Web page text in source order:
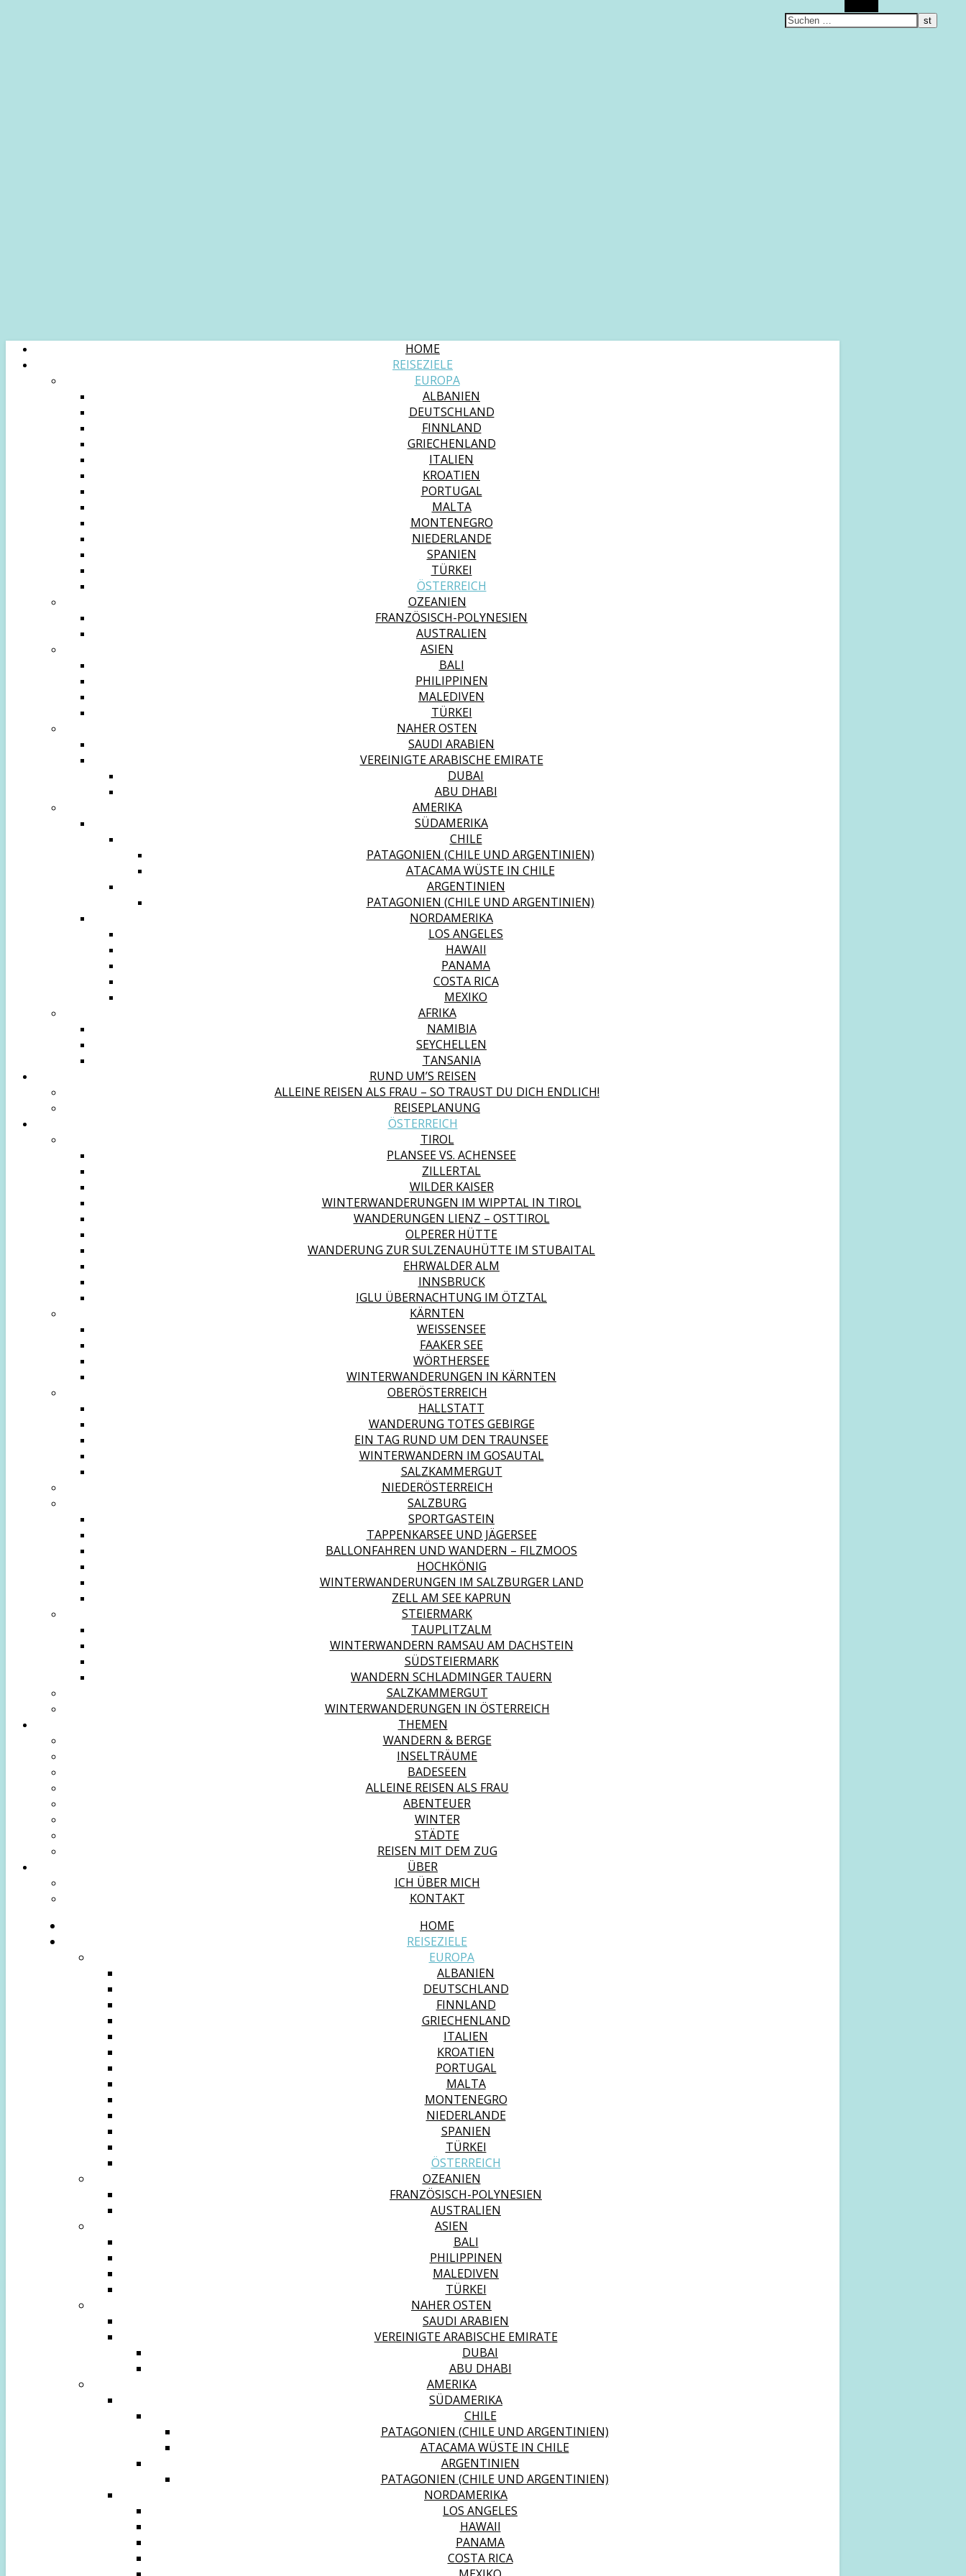
HOME
REISEZIELE
EUROPA
ALBANIEN
DEUTSCHLAND
FINNLAND
GRIECHENLAND
ITALIEN
KROATIEN
PORTUGAL
MALTA
MONTENEGRO
NIEDERLANDE
SPANIEN
TÜRKEI
ÖSTERREICH
OZEANIEN
FRANZÖSISCH-POLYNESIEN
AUSTRALIEN
ASIEN
BALI
PHILIPPINEN
MALEDIVEN
TÜRKEI
NAHER OSTEN
SAUDI ARABIEN
VEREINIGTE ARABISCHE EMIRATE
DUBAI
ABU DHABI
AMERIKA
SÜDAMERIKA
CHILE
PATAGONIEN (CHILE UND ARGENTINIEN)
ATACAMA WÜSTE IN CHILE
ARGENTINIEN
PATAGONIEN (CHILE UND ARGENTINIEN)
NORDAMERIKA
LOS ANGELES
HAWAII
PANAMA
COSTA RICA
MEXIKO
AFRIKA
NAMIBIA
SEYCHELLEN
TANSANIA
RUND UM’S REISEN
ALLEINE REISEN ALS FRAU – SO TRAUST DU DICH ENDLICH!
REISEPLANUNG
ÖSTERREICH
TIROL
PLANSEE VS. ACHENSEE
ZILLERTAL
WILDER KAISER
WINTERWANDERUNGEN IM WIPPTAL IN TIROL
WANDERUNGEN LIENZ – OSTTIROL
OLPERER HÜTTE
WANDERUNG ZUR SULZENAUHÜTTE IM STUBAITAL
EHRWALDER ALM
INNSBRUCK
IGLU ÜBERNACHTUNG IM ÖTZTAL
KÄRNTEN
WEISSENSEE
FAAKER SEE
WÖRTHERSEE
WINTERWANDERUNGEN IN KÄRNTEN
OBERÖSTERREICH
HALLSTATT
WANDERUNG TOTES GEBIRGE
EIN TAG RUND UM DEN TRAUNSEE
WINTERWANDERN IM GOSAUTAL
SALZKAMMERGUT
NIEDERÖSTERREICH
SALZBURG
SPORTGASTEIN
TAPPENKARSEE UND JÄGERSEE
BALLONFAHREN UND WANDERN – FILZMOOS
HOCHKÖNIG
WINTERWANDERUNGEN IM SALZBURGER LAND
ZELL AM SEE KAPRUN
STEIERMARK
TAUPLITZALM
WINTERWANDERN RAMSAU AM DACHSTEIN
SÜDSTEIERMARK
WANDERN SCHLADMINGER TAUERN
SALZKAMMERGUT
WINTERWANDERUNGEN IN ÖSTERREICH
THEMEN
WANDERN & BERGE
INSELTRÄUME
BADESEEN
ALLEINE REISEN ALS FRAU
ABENTEUER
WINTER
STÄDTE
REISEN MIT DEM ZUG
ÜBER
ICH ÜBER MICH
KONTAKT
HOME
REISEZIELE
EUROPA
ALBANIEN
DEUTSCHLAND
FINNLAND
GRIECHENLAND
ITALIEN
KROATIEN
PORTUGAL
MALTA
MONTENEGRO
NIEDERLANDE
SPANIEN
TÜRKEI
ÖSTERREICH
OZEANIEN
FRANZÖSISCH-POLYNESIEN
AUSTRALIEN
ASIEN
BALI
PHILIPPINEN
MALEDIVEN
TÜRKEI
NAHER OSTEN
SAUDI ARABIEN
VEREINIGTE ARABISCHE EMIRATE
DUBAI
ABU DHABI
AMERIKA
SÜDAMERIKA
CHILE
PATAGONIEN (CHILE UND ARGENTINIEN)
ATACAMA WÜSTE IN CHILE
ARGENTINIEN
PATAGONIEN (CHILE UND ARGENTINIEN)
NORDAMERIKA
LOS ANGELES
HAWAII
PANAMA
COSTA RICA